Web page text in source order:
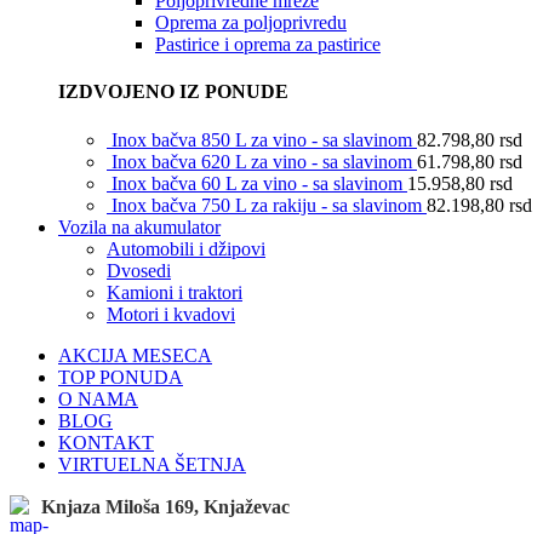
Oprema za poljoprivredu
Pastirice i oprema za pastirice
IZDVOJENO IZ PONUDE
Inox bačva 850 L za vino - sa slavinom 82.798,80 rsd
Inox bačva 620 L za vino - sa slavinom 61.798,80 rsd
Inox bačva 60 L za vino - sa slavinom 15.958,80 rsd
Inox bačva 750 L za rakiju - sa slavinom 82.198,80 rsd
Vozila na akumulator
Automobili i džipovi
Dvosedi
Kamioni i traktori
Motori i kvadovi
AKCIJA MESECA
TOP PONUDA
O NAMA
BLOG
KONTAKT
VIRTUELNA ŠETNJA
Knjaza Miloša 169, Knjaževac